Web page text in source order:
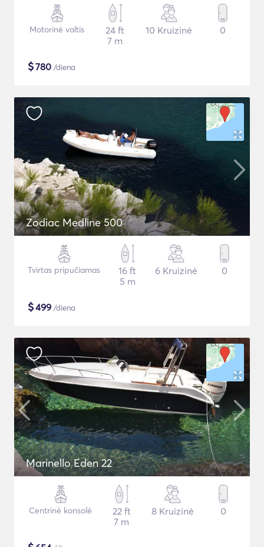
Motorinė valtis
24 ft
7 m
10 Kruizinė 0
$780 /diena
Zodiac Medline 500
Tvirtas pripučiamas
16 ft
5 m
6 Kruizinė 0
$499 /diena
Marinello Eden 22
Centrinė konsolė
22 ft
7 m
8 Kruizinė 0